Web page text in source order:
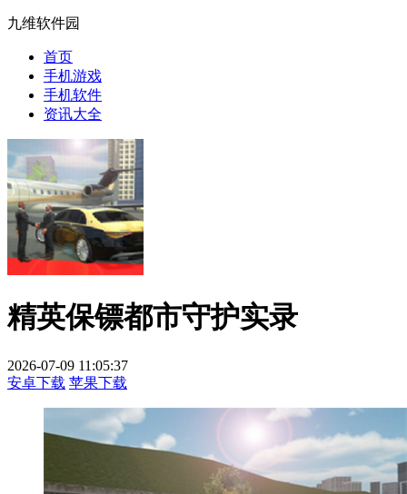
九维软件园
首页
手机游戏
手机软件
资讯大全
精英保镖都市守护实录
2026-07-09 11:05:37
安卓下载 苹果下载